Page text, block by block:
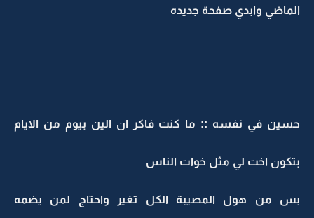
الماضي وابدي صفحة جديده
حسين في نفسه :: ما كنت فاكر ان الين بيوم من الايام
بتكون اخت لي مثل خوات الناس
بس من هول المصيبة الكل تغير واحتاج لمن يضمه